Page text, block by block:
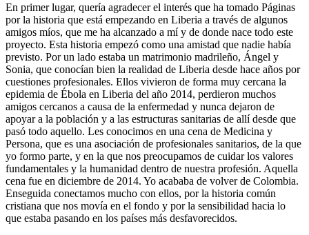
En primer lugar, quería agradecer el interés que ha tomado Páginas
por la historia que está empezando en Liberia a través de algunos
amigos míos, que me ha alcanzado a mí y de donde nace todo este
proyecto. Esta historia empezó como una amistad que nadie había
previsto. Por un lado estaba un matrimonio madrileño, Ángel y
Sonia, que conocían bien la realidad de Liberia desde hace años por
cuestiones profesionales. Ellos vivieron de forma muy cercana la
epidemia de Ébola en Liberia del año 2014, perdieron muchos
amigos cercanos a causa de la enfermedad y nunca dejaron de
apoyar a la población y a las estructuras sanitarias de allí desde que
pasó todo aquello. Les conocimos en una cena de Medicina y
Persona, que es una asociación de profesionales sanitarios, de la que
yo formo parte, y en la que nos preocupamos de cuidar los valores
fundamentales y la humanidad dentro de nuestra profesión. Aquella
cena fue en diciembre de 2014. Yo acababa de volver de Colombia.
Enseguida conectamos mucho con ellos, por la historia común
cristiana que nos movía en el fondo y por la sensibilidad hacia lo
que estaba pasando en los países más desfavorecidos.